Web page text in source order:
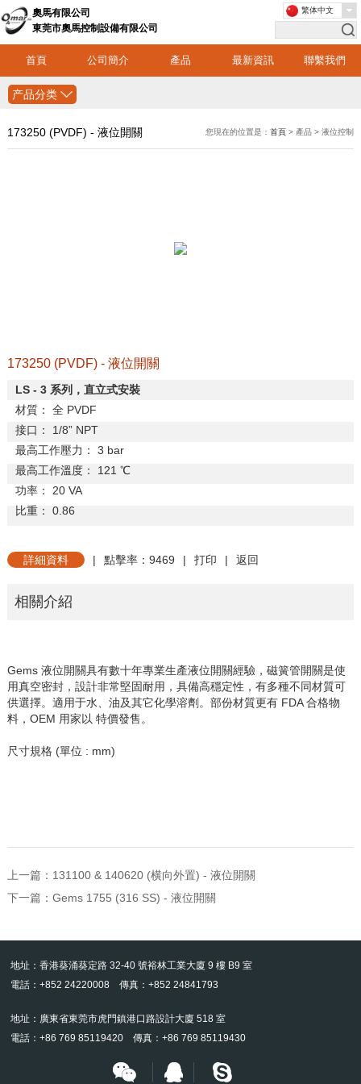
奧馬有限公司
東莞市奧馬控制設備有限公司
首頁 公司簡介 產品 最新資訊 聯繫我們
繁体中文
产品分类
173250 (PVDF) - 液位開關 您現在的位置是：首頁 > 產品 > 液位控制
173250 (PVDF) - 液位開關
LS - 3 系列，直立式安裝
材質：
全PVDF
接口：
1/8”NPT
最高工作壓力：
3 bar
最高工作溫度：
121 ℃
功率：
20 VA
比重：
0.86
詳細資料 | 點擊率：9469 | 打印 | 返回
相關介紹
Gems 液位開關具有數十年專業生產液位開關經驗，磁簧管開關是使
用真空密封，設計非常堅固耐用，具備高穩定性，有多種不同材質可
供選擇。適用于水、油及其它化學溶劑。部份材質更有 FDA 合格物
料，OEM 用家以 特價發售。
尺寸規格 (單位 : mm)
上一篇： 131100 & 140620 (横向外置) - 液位開關
下一篇： Gems 1755 (316 SS) - 液位開關
地址：香港葵涌葵定路 32-40 號裕林工業大廈 9 樓 B9 室
電話：+852 24220008 傳真：+852 24841793
地址：廣東省東莞市虎門鎮港口路設計大廈 518 室
電話：+86 769 85119420 傳真：+86 769 85119430